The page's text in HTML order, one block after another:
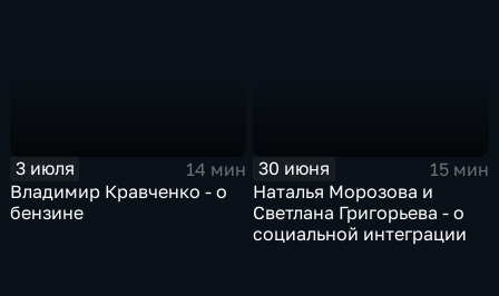
3 июля
14 мин
Владимир Кравченко - о
бензине
30 июня
15 мин
Наталья Морозова и
Светлана Григорьева - о
социальной интеграции